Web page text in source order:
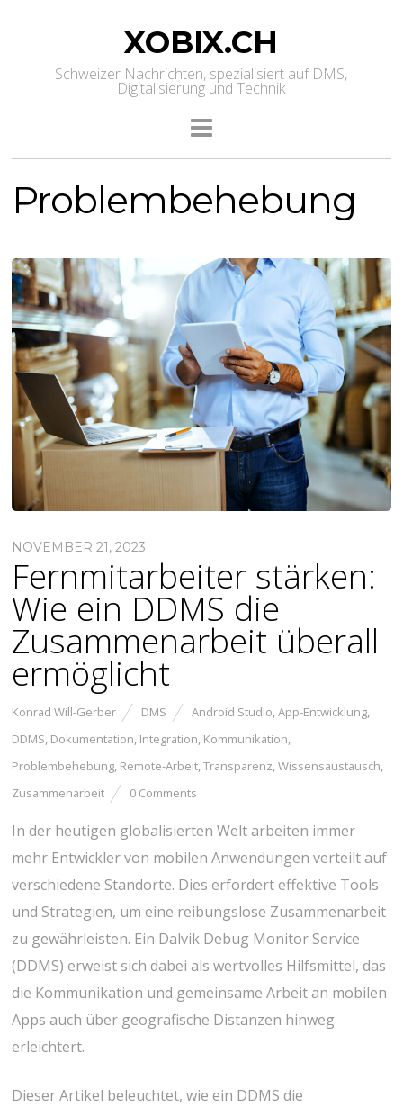
XOBIX.CH
Schweizer Nachrichten, spezialisiert auf DMS,
Digitalisierung und Technik
Problembehebung
NOVEMBER 21, 2023
Fernmitarbeiter stärken:
Wie ein DDMS die
Zusammenarbeit überall
ermöglicht
Konrad Will-Gerber DMS Android Studio,App-Entwicklung,
DDMS, Dokumentation, Integration, Kommunikation,
Problembehebung, Remote-Arbeit,Transparenz,Wissensaustausch,
Zusammenarbeit
0 Comments
In der heutigen globalisierten Welt arbeiten immer
mehr Entwickler von mobilen Anwendungen verteilt auf
verschiedene Standorte. Dies erfordert effektive Tools
und Strategien, um eine reibungslose Zusammenarbeit
zu gewährleisten. Ein Dalvik Debug Monitor Service
(DDMS) erweist sich dabei als wertvolles Hilfsmittel, das
die Kommunikation und gemeinsame Arbeit an mobilen
Apps auch über geografische Distanzen hinweg
erleichtert.
Dieser Artikel beleuchtet, wie ein DDMS die